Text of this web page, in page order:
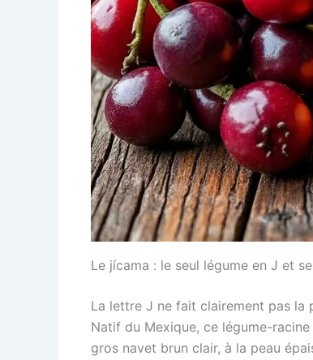
Le jícama : le seul légume en J et
La lettre J ne fait clairement pas la
Natif du Mexique, ce légume-
gros navet brun clair, à la peau